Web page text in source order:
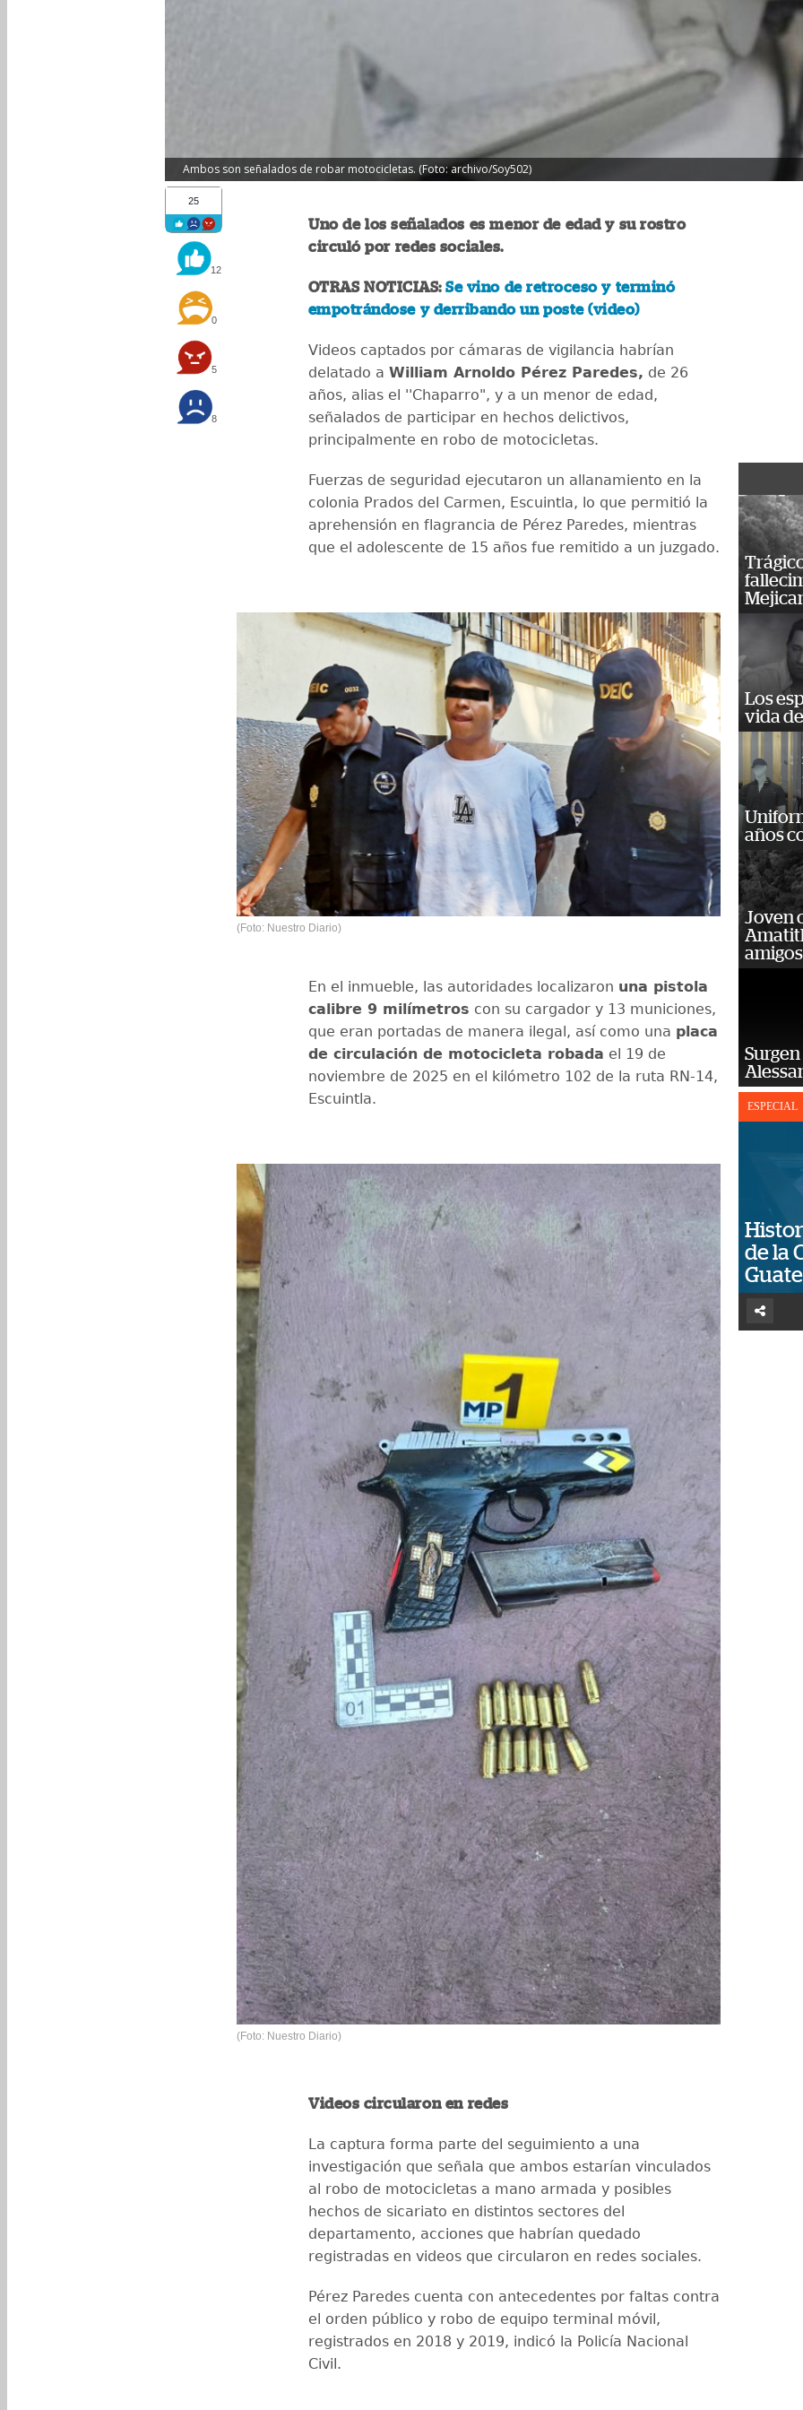
Ambos son señalados de robar motocicletas. (Foto: archivo/Soy502)
25
12
0
5
8
Uno de los señalados es menor de edad y su rostro
circuló por redes sociales.
OTRAS NOTICIAS:Se vino de retroceso y terminó
empotrándose y derribando un poste (video)
Videos captados por cámaras de vigilancia habrían
delatado a William Arnoldo Pérez Paredes, de 26
años, alias el ''Chaparro", y a un menor de edad,
señalados de participar en hechos delictivos,
principalmente en robo de motocicletas.
Fuerzas de seguridad ejecutaron un allanamiento en la
colonia Prados del Carmen, Escuintla, lo que permitió la
aprehensión en flagrancia de Pérez Paredes, mientras
que el adolescente de 15 años fue remitido a un juzgado.
(Foto: Nuestro Diario)
En el inmueble, las autoridades localizaron una pistola
calibre 9 milímetros con su cargador y 13 municiones,
que eran portadas de manera ilegal, así como una placa
de circulación de motocicleta robada el 19 de
noviembre de 2025 en el kilómetro 102 de la ruta RN-14,
Escuintla.
(Foto: Nuestro Diario)
Videos circularon en redes
La captura forma parte del seguimiento a una
investigación que señala que ambos estarían vinculados
al robo de motocicletas a mano armada y posibles
hechos de sicariato en distintos sectores del
departamento, acciones que habrían quedado
registradas en videos que circularon en redes sociales.
Pérez Paredes cuenta con antecedentes por faltas contra
el orden público y robo de equipo terminal móvil,
registrados en 2018 y 2019, indicó la Policía Nacional
Civil.
Los
vida
años
Joven
amigos
ESPECIAL
de la